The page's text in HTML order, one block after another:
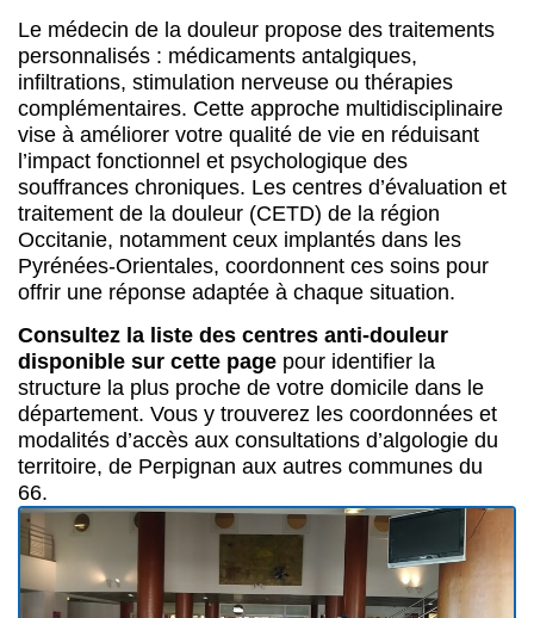
Le médecin de la douleur propose des traitements
personnalisés : médicaments antalgiques,
infiltrations, stimulation nerveuse ou thérapies
complémentaires. Cette approche multidisciplinaire
vise à améliorer votre qualité de vie en réduisant
l’impact fonctionnel et psychologique des
souffrances chroniques. Les centres d’évaluation et
traitement de la douleur (CETD) de la région
Occitanie, notamment ceux implantés dans les
Pyrénées-Orientales, coordonnent ces soins pour
offrir une réponse adaptée à chaque situation.
Consultez la liste des centres anti-douleur
disponible sur cette page pour identifier la
structure la plus proche de votre domicile dans le
département. Vous y trouverez les coordonnées et
modalités d’accès aux consultations d’algologie du
territoire, de Perpignan aux autres communes du
66.